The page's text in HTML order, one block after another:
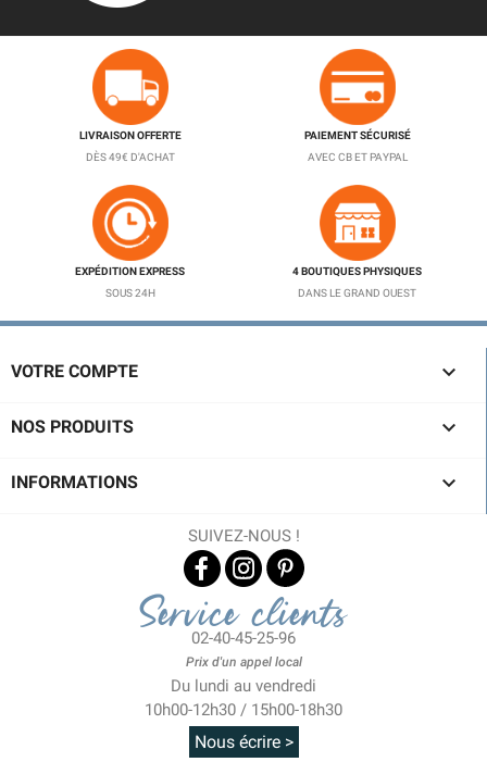
LIVRAISON OFFERTE
DÈS 49€ D'ACHAT
PAIEMENT SÉCURISÉ
AVEC CB ET PAYPAL
EXPÉDITION EXPRESS
SOUS 24H
4 BOUTIQUES PHYSIQUES
DANS LE GRAND OUEST
VOTRE COMPTE 
NOS PRODUITS 
INFORMATIONS 
SUIVEZ-NOUS !
Service clients
02-40-45-25-96
Prix d'un appel local
Du lundi au vendredi
10h00-12h30 / 15h00-18h30
Nous écrire >